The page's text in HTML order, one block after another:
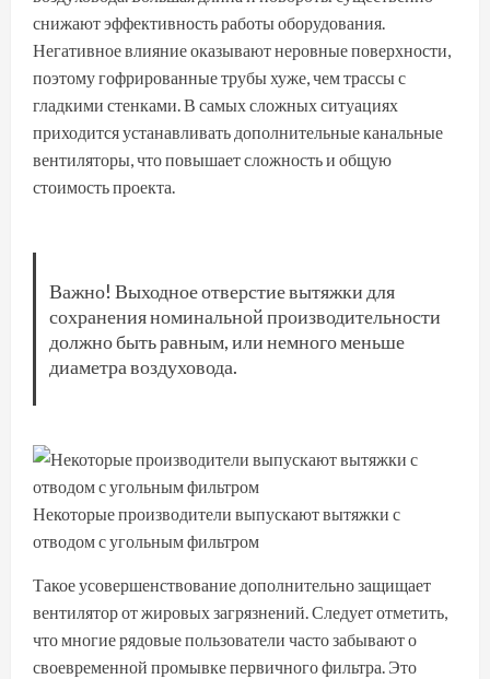
снижают эффективность работы оборудования.
Негативное влияние оказывают неровные поверхности,
поэтому гофрированные трубы хуже, чем трассы с
гладкими стенками. В самых сложных ситуациях
приходится устанавливать дополнительные канальные
вентиляторы, что повышает сложность и общую
стоимость проекта.
Важно! Выходное отверстие вытяжки для
сохранения номинальной производительности
должно быть равным, или немного меньше
диаметра воздуховода.
Некоторые производители выпускают вытяжки с
отводом с угольным фильтром
Такое усовершенствование дополнительно защищает
вентилятор от жировых загрязнений. Следует отметить,
что многие рядовые пользователи часто забывают о
своевременной промывке первичного фильтра. Это